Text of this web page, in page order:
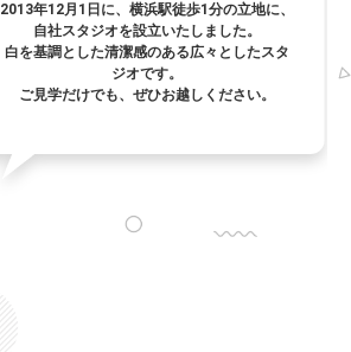
2013年12月1日に、横浜駅徒歩1分の立地に、
自社スタジオを設立いたしました。
白を基調とした清潔感のある広々としたスタ
ジオです。
ご見学だけでも、ぜひお越しください。